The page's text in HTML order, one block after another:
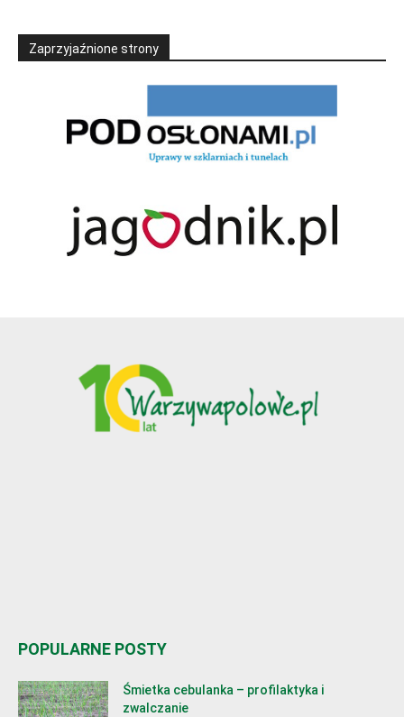
Zaprzyjaźnione strony
POPULARNE POSTY
Śmietka cebulanka – profilaktyka i
zwalczanie